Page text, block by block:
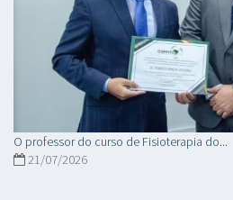
O professor do curso de Fisioterapia do...
21/07/2026